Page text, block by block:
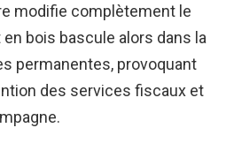
modifie complètement le
bois bascule alors dans la
permanentes, provoquant
des services fiscaux et